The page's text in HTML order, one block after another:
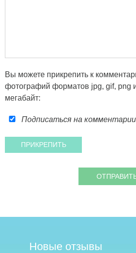
Вы можете прикрепить к
фотографий форматов jpg, gif, png
мегабайт:
Подписаться на комментарии
Новые отзывы